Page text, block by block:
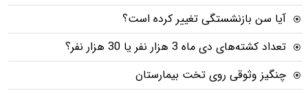
آیا سن بازنشستگی تغییر کرده است؟
تعداد کشته‌های دی ماه 3 هزار نفر یا 30 هزار نفر؟
چنگیز وثوقی روی تخت بیمارستان